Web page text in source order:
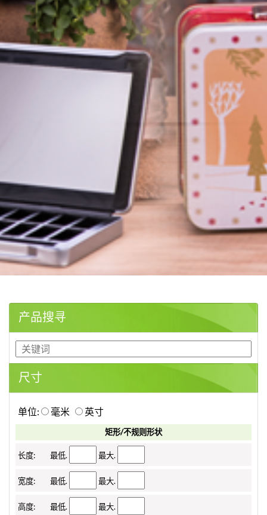
产品搜寻
尺寸
单位: 毫米 英寸
矩形/不规则形状
长度: 最低. 最大.
宽度: 最低. 最大.
高度: 最低. 最大.